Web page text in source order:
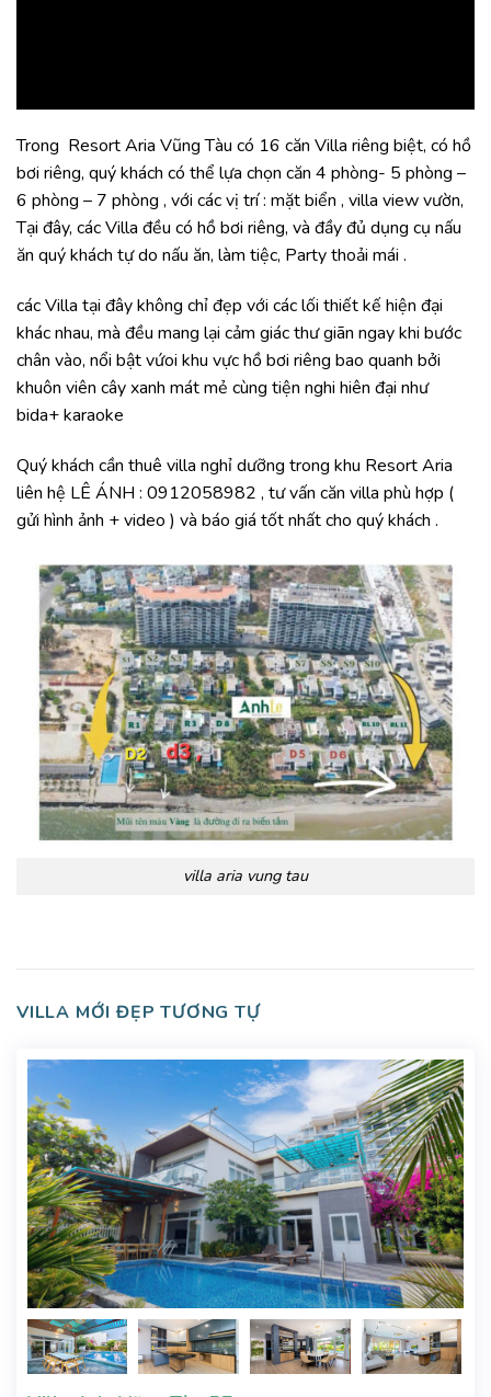
Trong Resort Aria Vũng Tàu có 16 căn Villa riêng biệt, có hồ
bơi riêng, quý khách có thể lựa chọn căn 4 phòng- 5 phòng –
6 phòng – 7 phòng , với các vị trí : mặt biển , villa view vườn,
Tại đây, các Villa đều có hồ bơi riêng, và đầy đủ dụng cụ nấu
ăn quý khách tự do nấu ăn, làm tiệc, Party thoải mái .
các Villa tại đây không chỉ đẹp với các lối thiết kế hiện đại
khác nhau, mà đều mang lại cảm giác thư giãn ngay khi bước
chân vào, nổi bật vứoi khu vực hồ bơi riêng bao quanh bởi
khuôn viên cây xanh mát mẻ cùng tiện nghi hiên đại như
bida+ karaoke
Quý khách cần thuê villa nghỉ dưỡng trong khu Resort Aria
liên hệ LÊ ÁNH : 0912058982 , tư vấn căn villa phù hợp (
gửi hình ảnh + video ) và báo giá tốt nhất cho quý khách .
villa aria vung tau
VILLA MỚI ĐẸP TƯƠNG TỰ